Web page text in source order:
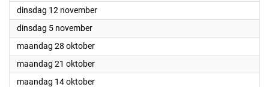
dinsdag 12 november2024
dinsdag 5 november2024
maandag 28 oktober2024
maandag 21 oktober2024
maandag 14 oktober2024